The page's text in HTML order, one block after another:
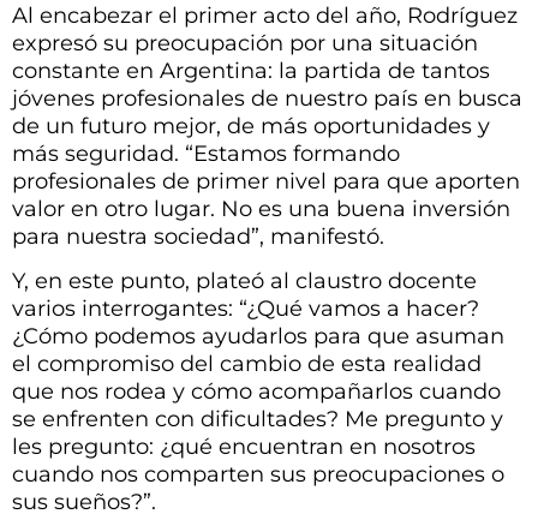
Al encabezar el primer acto del año, Rodríguez
expresó su preocupación por una situación
constante en Argentina: la partida de tantos
jóvenes profesionales de nuestro país en busca
de un futuro mejor, de más oportunidades y
más seguridad. “Estamos formando
profesionales de primer nivel para que aporten
valor en otro lugar. No es una buena inversión
para nuestra sociedad”, manifestó.
Y, en este punto, plateó al claustro docente
varios interrogantes: “¿Qué vamos a hacer?
¿Cómo podemos ayudarlos para que asuman
el compromiso del cambio de esta realidad
que nos rodea y cómo acompañarlos cuando
se enfrenten con dificultades? Me pregunto y
les pregunto: ¿qué encuentran en nosotros
cuando nos comparten sus preocupaciones o
sus sueños?”.